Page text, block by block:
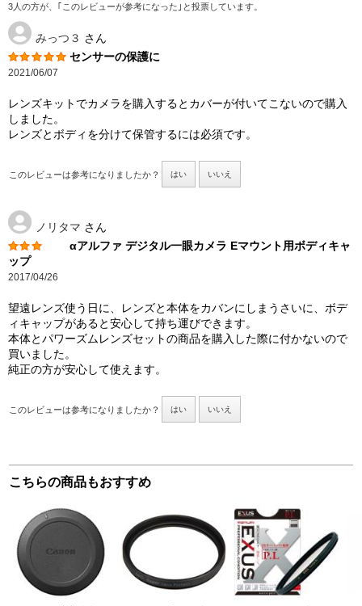
3人の方が、｢このレビューが参考になった｣と投票しています。
みっつ３ さん
センサーの保護に
2021/06/07
レンズキットでカメラを購入するとカバーが付いてこないので購入
しました。
レンズとボディを分けて保管するには必須です。
このレビューは参考になりましたか？ はい いいえ
ノリタマ さん
αアルファ デジタル一眼カメラ Eマウント用ボディキャ
ップ
2017/04/26
望遠レンズ使う日に、レンズと本体をカバンにしまうさいに、ボデ
ィキャップがあると安心して持ち運びできます。
本体とパワーズムレンズセットの商品を購入した際に付かないので
買いました。
純正の方が安心して使えます。
このレビューは参考になりましたか？ はい いいえ
こちらの商品もおすすめ